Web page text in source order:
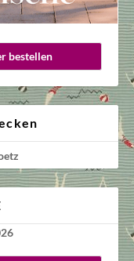
bestellen